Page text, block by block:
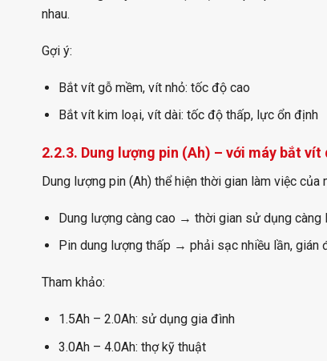
nhau.
Gợi ý:
Bắt vít gỗ mềm, vít nhỏ: tốc độ cao
Bắt vít kim loại, vít dài: tốc độ thấp, lực ổn định
2.2.3. Dung lượng pin (Ah) – với máy bắt vít
Dung lượng pin (Ah) thể hiện thời gian làm việc của
Dung lượng càng cao → thời gian sử dụng càng
Pin dung lượng thấp → phải sạc nhiều lần, gián
Tham khảo:
1.5Ah – 2.0Ah: sử dụng gia đình
3.0Ah – 4.0Ah: thợ kỹ thuật